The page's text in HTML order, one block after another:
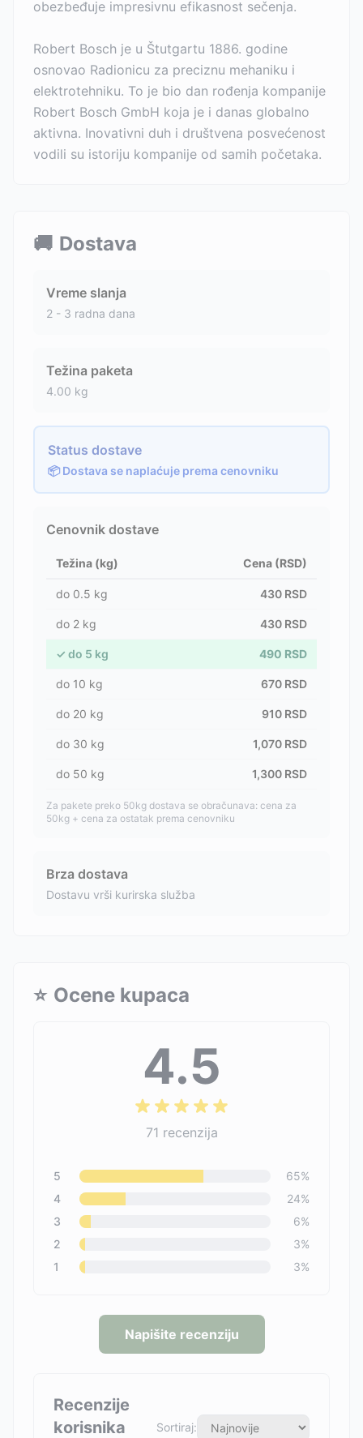
obezbeđuje impresivnu efikasnost sečenja.
Robert Bosch je u Štutgartu 1886. godine
osnovao Radionicu za preciznu mehaniku i
elektrotehniku. To je bio dan rođenja kompanije
Robert Bosch GmbH koja je i danas globalno
aktivna. Inovativni duh i društvena posvećenost
vodili su istoriju kompanije od samih početaka.
🚚 Dostava
Vreme slanja
2 - 3 radna dana
Težina paketa
4.00 kg
Status dostave
📦 Dostava se naplaćuje prema cenovniku
Cenovnik dostave
Težina (kg) Cena (RSD)
do 0.5 kg 430 RSD
do 2 kg 430 RSD
✓ do 5 kg 490 RSD
do 10 kg 670 RSD
do 20 kg 910 RSD
do 30 kg 1,070 RSD
do 50 kg 1,300 RSD
Za pakete preko 50kg dostava se obračunava: cena za
50kg + cena za ostatak prema cenovniku
Brza dostava
Dostavu vrši kurirska služba
⭐ Ocene kupaca
4.5
71 recenzija
5 65%
4
24%
3
6%
2
3%
1
3%
Napišite recenziju
Recenzije
korisnika
Sortiraj: